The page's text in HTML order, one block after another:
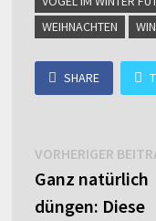
WEIHNACHTEN
SHARE
VORHERIGER
Ganz natürlich
düngen: Diese